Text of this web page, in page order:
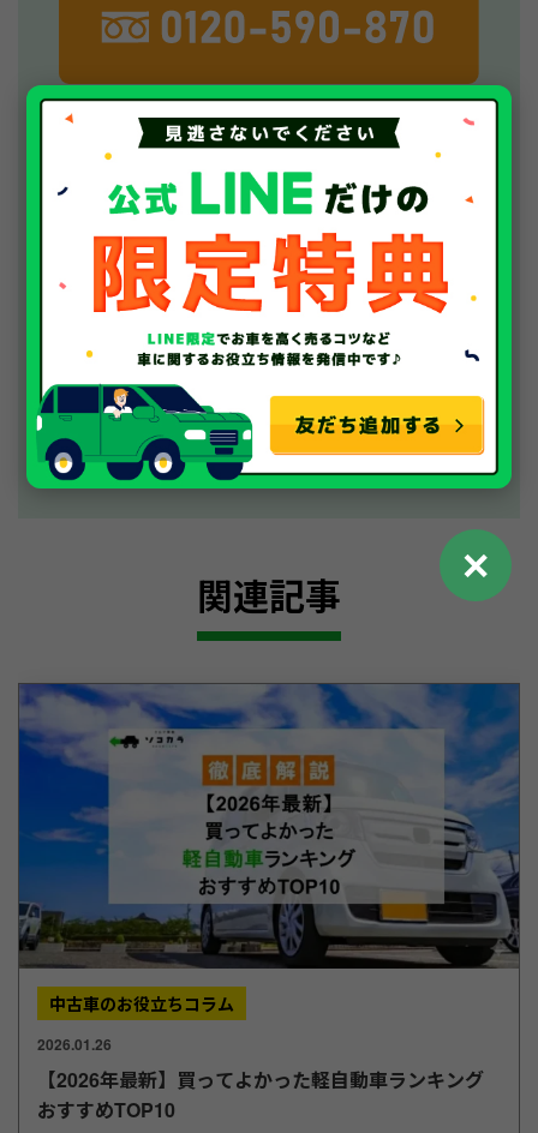
WEBでの査定はこちらから！
24時間受付中！
関連記事
中古車のお役立ちコラム
2026.01.26
【2026年最新】買ってよかった軽自動車ランキング
おすすめTOP10
✕